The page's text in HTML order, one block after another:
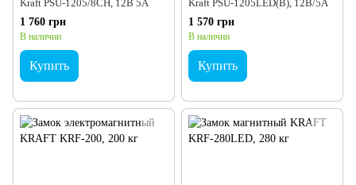
Kraft PSU-1205/8CH, 12В 5А
1 760 грн
В наличии
Купить
Kraft PSU-1205LED(B), 12В/5А
1 570 грн
В наличии
Купить